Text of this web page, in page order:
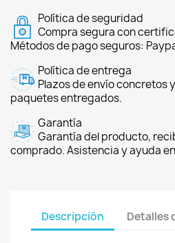
Política de seguridad
Compra segura con
Métodos de pago seguros:
Política de entrega
Plazos de envío concretos
paquetes entregados.
Garantía
Garantía del producto,
comprado. Asistencia y ayuda
Descripción Detalles